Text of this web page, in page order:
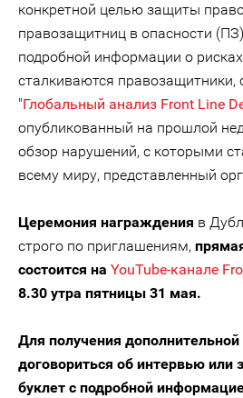
конкретной целью защиты
правозащитниц в опасности
подробной информации о
сталкиваются правозащитники,
"Глобальный анализ Front Line
опубликованный на прошлой
обзор нарушений, с которыми
всему миру, представленный
Церемония награждения в
строго по приглашениям,
состоится на YouTube-канале
8.30 утра пятницы 31 мая.
Для получения
договориться об интервью или
буклет с подробной